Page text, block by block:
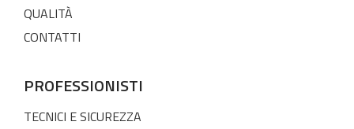
QUALITÀ
CONTATTI
PROFESSIONISTI
TECNICI E SICUREZZA